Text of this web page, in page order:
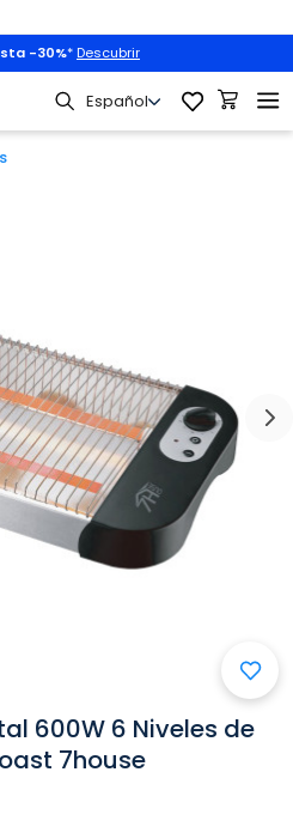
-30%* Descubrir
600W 6 Niveles de
7house